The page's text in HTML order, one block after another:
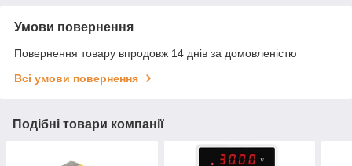
Умови повернення
Повернення товару впродовж 14 днів за домовленістю
Всі умови повернення
Подібні товари компанії